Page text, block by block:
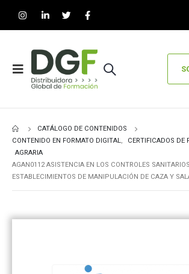
CATÁLOGO DE CONTENIDOS
CONTENIDO EN FORMATO DIGITAL, CERTIFICADOS DE
AGRARIA
AGAN0112 ASISTENCIA EN LOS CONTROLES
ESTABLECIMIENTOS DE MANIPULACIÓN DE CAZA Y